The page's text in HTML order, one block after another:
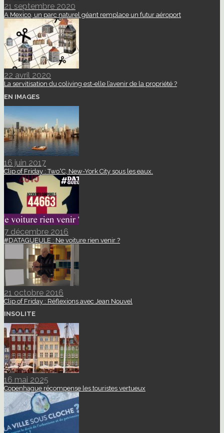
21 septembre 2020
A Mexico, un parc naturel géant remplace un futur aéroport
22 avril 2020
La servitisation du coliving est-elle l’avenir de la propriété ?
EN IMAGES
16 juin 2017
Clip of Friday : Two°C, New-York City sous les eaux.
7 décembre 2016
#DATAGUEULE : Ne voiture rien venir ?
21 octobre 2016
Clip of Friday : Réflexions avec Jean Nouvel
INSOLITE
16 mai 2025
Copenhague récompense les touristes vertueux